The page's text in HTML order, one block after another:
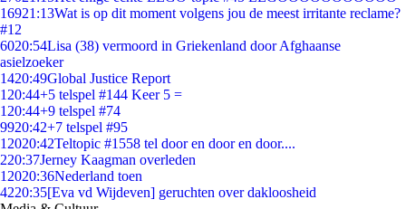
16921:13Wat is op dit moment volgens jou de meest irritante reclame?
#12
6020:54Lisa (38) vermoord in Griekenland door Afghaanse
asielzoeker
1420:49Global Justice Report
1 20:44+5 telspel #144 Keer 5 =
1 20:44+9 telspel #74
9920:42+7 telspel #95
12020:42Teltopic #1558 tel door en door en door....
220:37Jerney Kaagman overleden
12020:36Nederland toen
4220:35[Eva vd Wijdeven] geruchten over dakloosheid